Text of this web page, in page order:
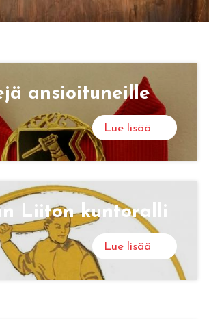
an­sioi­tu­neil­le
Lue lisää
Lii­ton kun­to­ral­li
Lue lisää